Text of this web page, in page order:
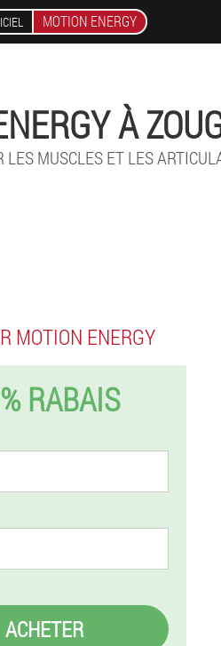
MOTION ENERGY
À
MUSCLES ET LES
MOTION ENERGY
RABAIS
ACHETER